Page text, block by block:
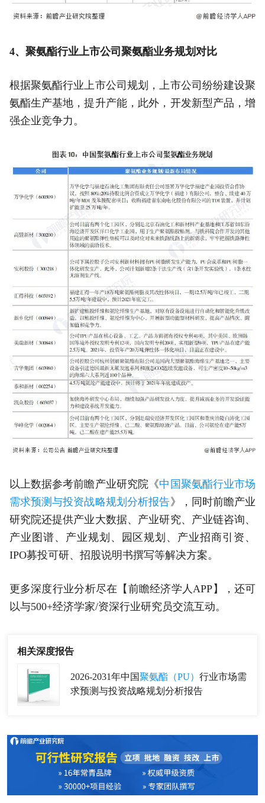
4、聚氨酯行业上市公司聚氨酯业务规划对比
根据聚氨酯行业上市公司规划，上市公司纷纷建设聚
氨酯生产基地，提升产能，此外，开发新型产品，增
强企业竞争力。
以上数据参考前瞻产业研究院《中国聚氨酯行业市场
需求预测与投资战略规划分析报告》，同时前瞻产业
研究院还提供产业大数据、产业研究、产业链咨询、
产业图谱、产业规划、园区规划、产业招商引资、
IPO募投可研、招股说明书撰写等解决方案。
更多深度行业分析尽在【前瞻经济学人APP】，还可
以与500+经济学家/资深行业研究员交流互动。
相关深度报告
2026-2031年中国聚氨酯（PU） 行业市场需
求预测与投资战略规划分析报告